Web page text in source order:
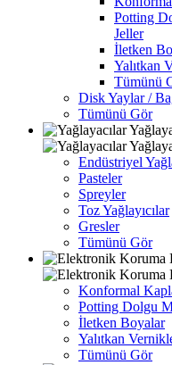
Potting
Jeller
İletken
Yalıtkan
Tümünü
Disk Yaylar /
Tümünü Gör
Endüstriyel
Pasteler
Spreyler
Toz Yağlayıcılar
Gresler
Tümünü Gör
Konformal
Potting Dolgu
İletken Boyalar
Yalıtkan
Tümünü Gör